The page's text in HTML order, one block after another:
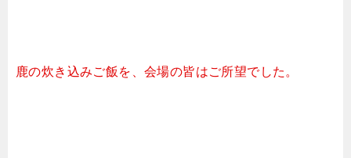
鹿の炊き込みご飯を、会場の皆はご所望でした。